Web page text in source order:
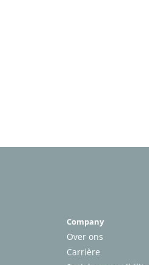
Company
Over ons
Carrière